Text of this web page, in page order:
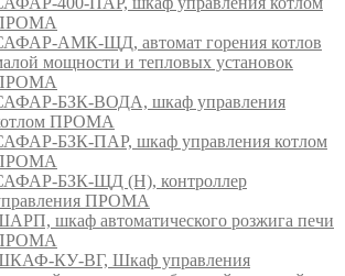
АМК-ЩД, автомат горения котлов
мощности и тепловых установок
БЗК-ВОДА, шкаф управления
ПРОМА
БЗК-ПАР, шкаф управления котлом
БЗК-ЩД (Н), контроллер
ПРОМА
шкаф автоматического розжига печи
КУ-ВГ, Шкаф управления